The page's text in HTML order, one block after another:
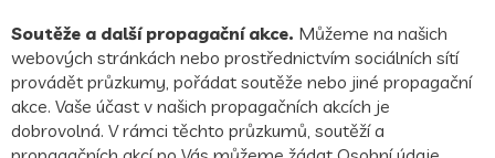
Soutěže a další propagační akce. Můžeme na našich
webových stránkách nebo prostřednictvím sociálních sítí
provádět průzkumy, pořádat soutěže nebo jiné propagační
akce. Vaše účast v našich propagačních akcích je
dobrovolná. V rámci těchto průzkumů, soutěží a